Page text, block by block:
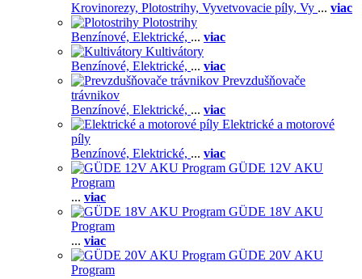
Krovinorezy, Plotostrihy, Vyvetvovacie píly, Vy ... viac
Plotostrihy
Benzínové, Elektrické, ... viac
Kultivátory
Benzínové, Elektrické, ... viac
Prevzdušňovače
trávnikov
Benzínové, Elektrické, ... viac
Elektrické a motorové
píly
Benzínové, Elektrické, ... viac
GÜDE 12V AKU
Program
... viac
GÜDE 18V AKU
Program
... viac
GÜDE 20V AKU
Program